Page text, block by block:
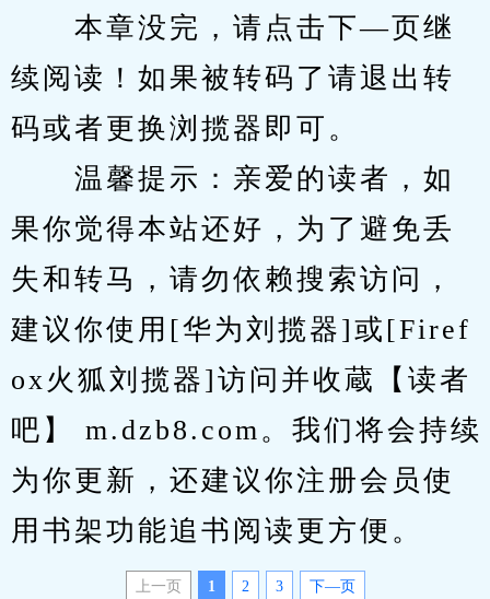
本章没完，请点击下—页继
续阅读！如果被转码了请退出转
码或者更换浏揽器即可。
温馨提示：亲爱的读者，如
果你觉得本站还好，为了避免丢
失和转马，请勿依赖搜索访问，
建议你使用[华为刘揽器]或[Firef
ox火狐刘揽器]访问并收蔵【读者
吧】 m.dzb8.com。我们将会持续
为你更新，还建议你注册会员使
用书架功能追书阅读更方便。
上一页 1 2 3 下—页